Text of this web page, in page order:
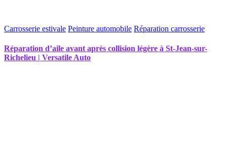
Carrosserie estivale Peinture automobile Réparation carrosserie
Réparation d’aile avant après collision légère à St-Jean-sur-
Richelieu | Versatile Auto